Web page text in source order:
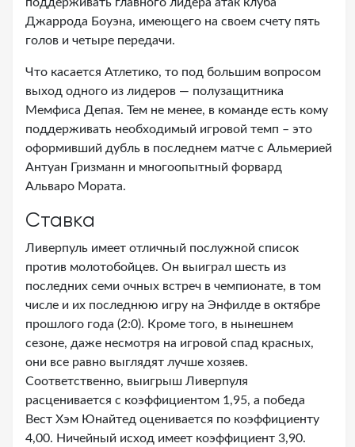
Джаррода Боуэна, имеющего на своем счету пять
голов и четыре передачи.
Что касается Атлетико, то под большим вопросом
выход одного из лидеров — полузащитника
Мемфиса Депая. Тем не менее, в команде есть кому
поддерживать необходимый игровой темп – это
оформивший дубль в последнем матче с Альмерией
Антуан Гризманн и многоопытный форвард
Альваро Мората.
Ставка
Ливерпуль имеет отличный послужной список
против молотобойцев. Он выиграл шесть из
последних семи очных встреч в чемпионате, в том
числе и их последнюю игру на Энфилде в октябре
прошлого года (2:0). Кроме того, в нынешнем
сезоне, даже несмотря на игровой спад красных,
они все равно выглядят лучше хозяев.
Соответственно, выигрыш Ливерпуля
расценивается с коэффициентом 1,95, а победа
Вест Хэм Юнайтед оценивается по коэффициенту
4,00. Ничейный исход имеет коэффициент 3,90.